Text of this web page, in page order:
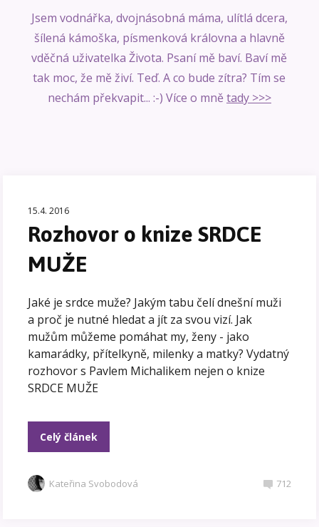
Jsem vodnářka, dvojnásobná máma, ulítlá dcera,
šílená kámoška, písmenková královna a hlavně
vděčná uživatelka Života. Psaní mě baví. Baví mě
tak moc, že mě živí. Teď. A co bude zítra? Tím se
nechám překvapit... :-) Více o mně tady >>>
15.4. 2016
Rozhovor o knize SRDCE
MUŽE
Jaké je srdce muže? Jakým tabu čelí dnešní muži
a proč je nutné hledat a jít za svou vizí. Jak
mužům můžeme pomáhat my, ženy - jako
kamarádky, přítelkyně, milenky a matky? Vydatný
rozhovor s Pavlem Michalikem nejen o knize
SRDCE MUŽE
Celý článek
Kateřina Svobodová 712